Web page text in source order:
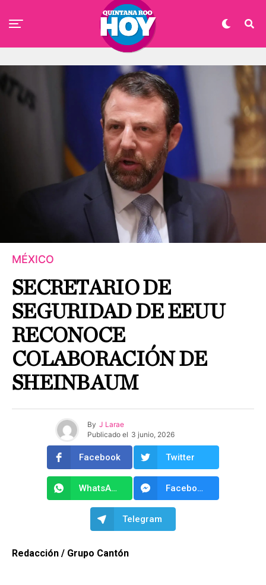
MÉXICO
SECRETARIO DE
SEGURIDAD DE EEUU
RECONOCE
COLABORACIÓN DE
SHEINBAUM
By J Larae
Publicado el 3 junio, 2026
Facebook Twitter
WhatsApp Facebook Messenger
Telegram
Redacción / Grupo Cantón